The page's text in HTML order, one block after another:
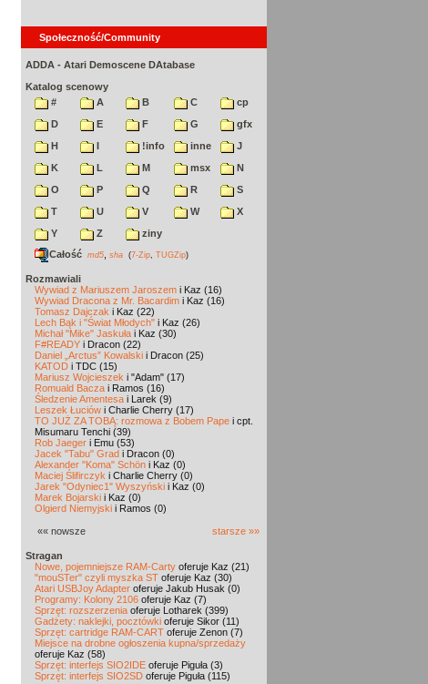
Społeczność/Community
ADDA - Atari Demoscene DAtabase
Katalog scenowy
#
A B C
cp
D
E F G
gfx
H
I !info inne
J
K
L M msx
N
O
P Q R
S
T
U V W
X
Y
Z
ziny
Całość md5 sha (7-Zip TUGZip)
Rozmawiali
Wywiad z Mariuszem Jaroszem i Kaz (16)
Wywiad Dracona z Mr. Bacardim i Kaz (16)
Tomasz Dajczak i Kaz (22)
Lech Bąk i "Świat Młodych" i Kaz (26)
Michał "Mike" Jaskuła i Kaz (30)
F#READY i Dracon (22)
Daniel „Arctus” Kowalski i Dracon (25)
KATOD i TDC (15)
Mariusz Wojcieszek i "Adam" (17)
Romuald Bacza i Ramos (16)
Śledzenie Amentesa i Larek (9)
Leszek Łuciów i Charlie Cherry (17)
TO JUŻ ZA TOBĄ: rozmowa z Bobem Pape i cpt.
Misumaru Tenchi (39)
Rob Jaeger i Emu (53)
Jacek "Tabu" Grad i Dracon (0)
Alexander "Koma" Schön i Kaz (0)
Maciej Ślifirczyk i Charlie Cherry (0)
Jarek "Odyniec1" Wyszyński i Kaz (0)
Marek Bojarski i Kaz (0)
Olgierd Niemyjski i Ramos (0)
«« nowsze starsze »»
Stragan
Nowe, pojemniejsze RAM-Carty oferuje Kaz (21)
"mouSTer" czyli myszka ST oferuje Kaz (30)
Atari USBJoy Adapter oferuje Jakub Husak (0)
Programy: Kolony 2106 oferuje Kaz (7)
Sprzęt: rozszerzenia oferuje Lotharek (399)
Gadżety: naklejki, pocztówki oferuje Sikor (11)
Sprzęt: cartridge RAM-CART oferuje Zenon (7)
Miejsce na drobne ogłoszenia kupna/sprzedaży
oferuje Kaz (58)
Sprzęt: interfejs SIO2IDE oferuje Piguła (3)
Sprzęt: interfejs SIO2SD oferuje Piguła (115)